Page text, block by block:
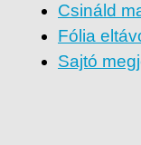
Csináld
Fólia
Sajtó